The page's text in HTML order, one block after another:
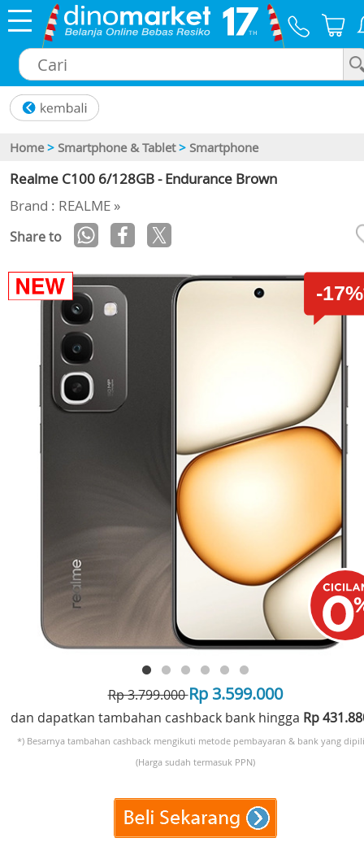
Home > Smartphone & Tablet > Smartphone
Realme C100 6/128GB - Endurance Brown
Brand : REALME »
Share to
-
Rp 3.799.000Rp 3.599.000
dan dapatkan tambahan cashback bank hingga Rp
*) Besarnya tambahan cashback mengikuti metode pembayaran & bank yang
(Harga sudah termasuk PPN)